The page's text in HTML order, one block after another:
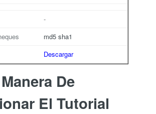
-
md5 sha1
Descargar
De
El Tutorial